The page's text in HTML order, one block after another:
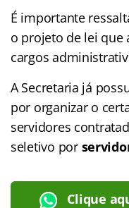
É importante
o projeto de lei que
cargos
A Secretaria já
por organizar o
servidores
seletivo por
Clique